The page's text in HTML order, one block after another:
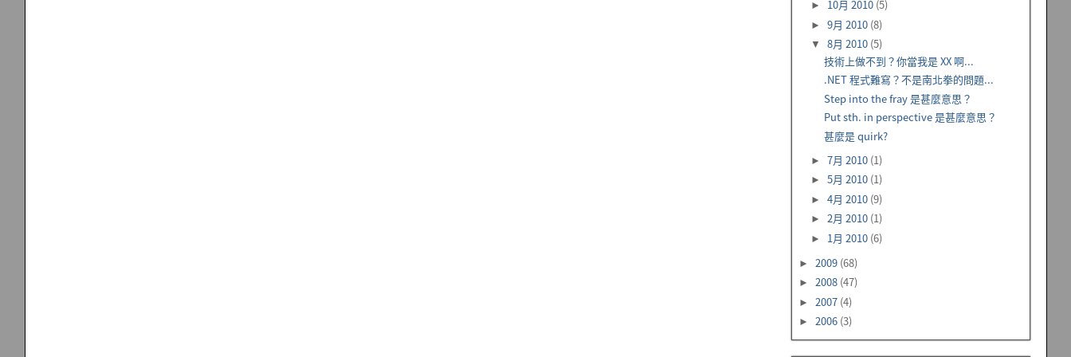
► 10月 2010 (5)
►9月 2010 (8)
▼8月 2010 (5)
技術上做不到？你當我是 XX 啊...
.NET 程式難寫？不是南北拳的問題...
Step into the fray 是甚麼意思？
Put sth. in perspective 是甚麼意思？
甚麼是 quirk?
►7月 2010 (1)
►5月 2010 (1)
►4月 2010 (9)
►2月 2010 (1)
► 1月 2010 (6)
► 2009 (68)
► 2008 (47)
► 2007 (4)
► 2006 (3)